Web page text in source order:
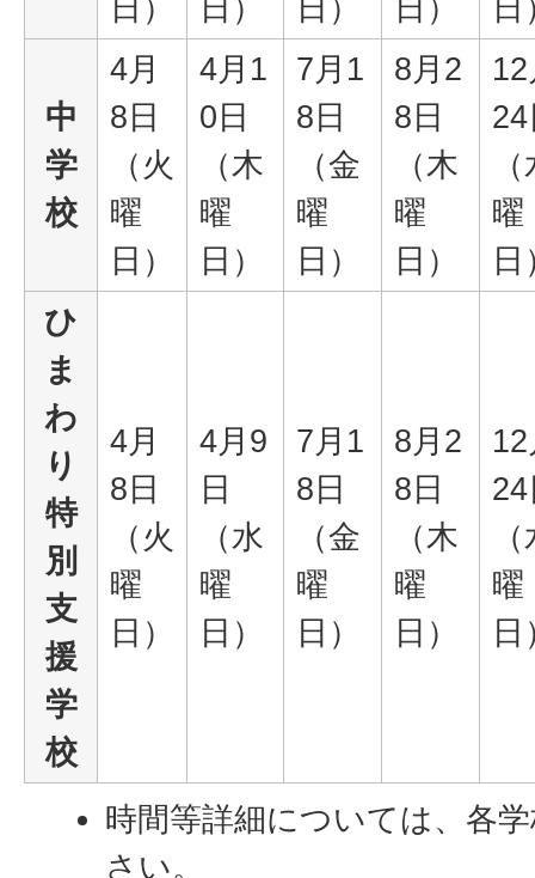
日）
日）
日）
日）
日
中
学
校
4月
8日
（火
曜
日）
4月1
0日
（木
曜
日）
7月1
8日
（金
曜
日）
8月2
8日
（木
曜
日）
曜
日
ひ
ま
わ
り
特
別
支
援
学
校
4月
8日
（火
曜
日）
4月9
日
（水
曜
日）
7月1
8日
（金
曜
日）
8月2
8日
（木
曜
日）
曜
日
時間等詳細については、各
さい。